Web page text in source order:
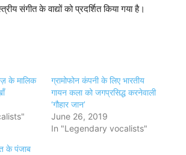
संगीत के वाद्यों को प्रदर्शित किया गया है।
के मालिक
ग्रामोफोन कंपनी के लिए भारतीय
गायन कला को जगप्रसिद्ध करनेवाली
‘गौहार जान’
June 26, 2019
In "Legendary vocalists"
के पंजाब